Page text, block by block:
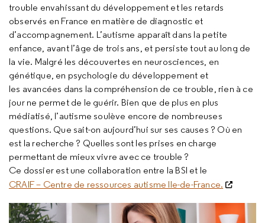
trouble envahissant du développement et les retards
observés en France en matière de diagnostic et
d’accompagnement. L’autisme apparaît dans la petite
enfance, avant l’âge de trois ans, et persiste tout au long de
la vie. Malgré les découvertes en neurosciences, en
génétique, en psychologie du développement et
les avancées dans la compréhension de ce trouble, rien à ce
jour ne permet de le guérir. Bien que de plus en plus
médiatisé, l’autisme soulève encore de nombreuses
questions. Que sait-on aujourd’hui sur ses causes ? Où en
est la recherche ? Quelles sont les prises en charge
permettant de mieux vivre avec ce trouble ?
Ce dossier est une collaboration entre la BSI et le
CRAIF – Centre de ressources autisme Ile-de-France.